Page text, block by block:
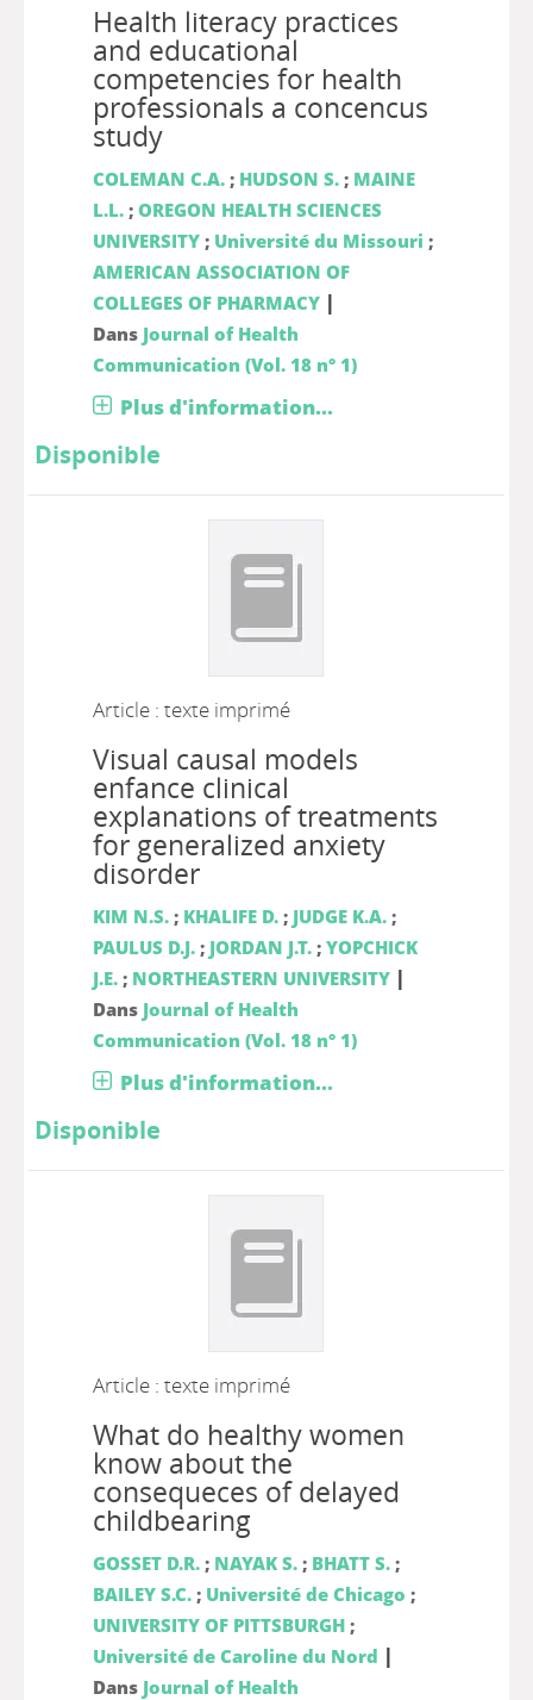
Health literacy practices
and educational
competencies for health
professionals a concencus
study
COLEMAN C.A.; HUDSON S.; MAINE
L.L.; OREGON HEALTH SCIENCES
UNIVERSITY; Université du Missouri ;
AMERICAN ASSOCIATION OF
COLLEGES OF PHARMACY |
Dans Journal of Health
Communication (Vol. 18 n° 1)
Plus d'information...
Disponible
Article : texte imprimé
Visual causal models
enfance clinical
explanations of treatments
for generalized anxiety
disorder
KIM N.S.; KHALIFE D.; JUDGE K.A.;
PAULUS D.J.; JORDAN J.T.; YOPCHICK
J.E.; NORTHEASTERN UNIVERSITY |
Dans Journal of Health
Communication (Vol. 18 n° 1)
Plus d'information...
Disponible
Article : texte imprimé
What do healthy women
know about the
consequeces of delayed
childbearing
GOSSET D.R.; NAYAK S.; BHATT S.;
BAILEY S.C.; Université de Chicago ;
UNIVERSITY OF PITTSBURGH;
Université de Caroline du Nord |
Dans Journal of Health